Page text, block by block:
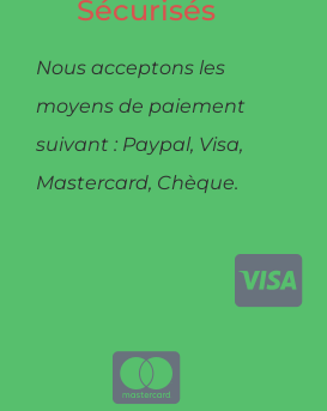
Sécurisés
Nous acceptons les
moyens de paiement
suivant : Paypal, Visa,
Mastercard, Chèque.